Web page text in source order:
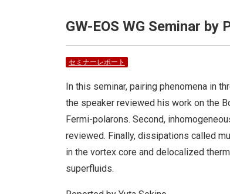
GW-EOS WG Seminar
セミナーレポート
In this seminar, pairing phenomena in
the speaker reviewed his work on the
Fermi-polarons. Second,
reviewed. Finally, dissipations called
in the vortex core and delocalized
superfluids.